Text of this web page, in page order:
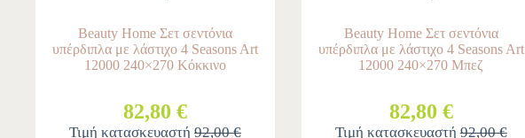
Beauty Home Σετ σεντόνια
υπέρδιπλα με λάστιχο 4 Seasons Art
12000 240×270 Κόκκινο
82,80 €
Τιμή κατασκευαστή 92,00 €
Beauty Home Σετ σεντόνια
υπέρδιπλα με λάστιχο 4 Seasons Art
12000 240×270 Μπεζ
82,80 €
Τιμή κατασκευαστή92,00 €